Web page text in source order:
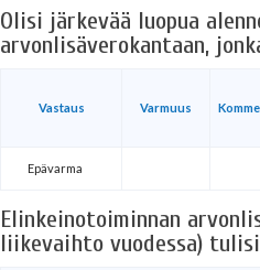
Olisi järkevää luopua
arvonlisäverokantaan,
Vastaus Varmuus
Epävarma
Elinkeinotoiminnan
liikevaihto vuodessa)